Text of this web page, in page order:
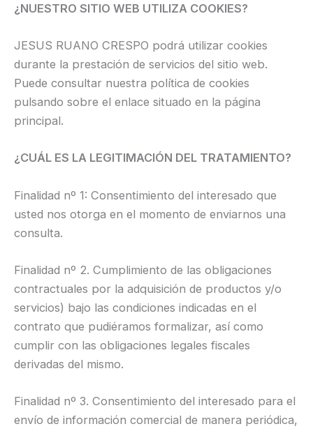
¿NUESTRO SITIO WEB UTILIZA COOKIES?
JESUS RUANO CRESPO podrá utilizar cookies
durante la prestación de servicios del sitio web.
Puede consultar nuestra política de cookies
pulsando sobre el enlace situado en la página
principal.
¿CUÁL ES LA LEGITIMACIÓN DEL TRATAMIENTO?
Finalidad nº 1: Consentimiento del interesado que
usted nos otorga en el momento de enviarnos una
consulta.
Finalidad nº 2. Cumplimiento de las obligaciones
contractuales por la adquisición de productos y/o
servicios) bajo las condiciones indicadas en el
contrato que pudiéramos formalizar, así como
cumplir con las obligaciones legales fiscales
derivadas del mismo.
Finalidad nº 3. Consentimiento del interesado para el
envío de información comercial de manera periódica,